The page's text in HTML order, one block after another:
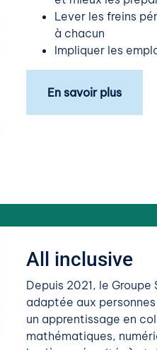
Lever les freins
à chacun
Impliquer les
En savoir plus
All inclusive
Depuis 2021, le
adaptée aux
un apprentissage en
mathématiques,